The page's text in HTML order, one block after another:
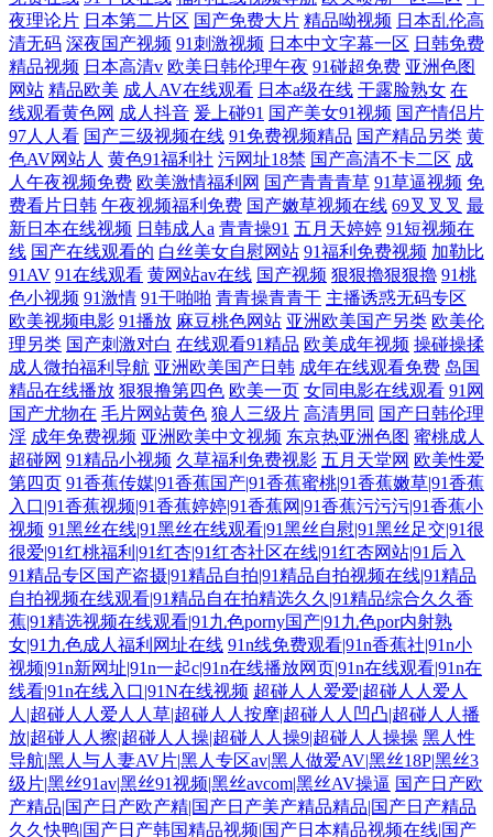
夜理论片 日本第二片区 国产免费大片 精品呦视频 日本乱伦高
清无码 深夜国产视频 91刺激视频 日本中文字幕一区 日韩免费
精品视频 日本高清v 欧美日韩伦理午夜 91碰超免费 亚洲色图
网站 精品欧美 成人AV在线观看 日本a级在线 干露脸熟女 在
线观看黄色网 成人抖音 爰上碰91 国产美女91视频 国产情侣片
97人人看 国产三级视频在线 91免费视频精品 国产精品另类 黄
色AV网站人 黄色91福利社 污网址18禁 国产高清不卡二区 成
人午夜视频免费 欧美激情福利网 国产青青青草 91草逼视频 免
费看片日韩 午夜视频福利免费 国产嫩草视频在线 69叉叉叉 最
新日本在线视频 日韩成人a 青青操91 五月天婷婷 91短视频在
线 国产在线观看的 白丝美女自慰网站 91福利免费视频 加勒比
91AV 91在线观看 黄网站av在线 国产视频 狠狠擼狠狠擼 91桃
色小视频 91激情 91干啪啪 青青操青青干 主播诱惑无码专区
欧美视频电影 91播放 麻豆桃色网站 亚洲欧美国产另类 欧美伦
理另类 国产刺激对白 在线观看91精品 欧美成年视频 操碰操揉
成人微拍福利导航 亚洲欧美国产日韩 成年在线观看免费 岛国
精品在线播放 狠狠撸第四色 欧美一页 女同电影在线观看 91网
国产尤物在 毛片网站黄色 狼人三级片 高清男同 国产日韩伦理
淫 成年免费视频 亚洲欧美中文视频 东京热亚洲色图 蜜桃成人
超碰网 91精品小视频 久草福利免费视影 五月天堂网 欧美性爱
第四页 91香蕉传媒|91香蕉国产|91香蕉蜜桃|91香蕉嫩草|91香蕉
入口|91香蕉视频|91香蕉婷婷|91香蕉网|91香蕉污污污|91香蕉小
视频 91黑丝在线|91黑丝在线观看|91黑丝自慰|91黑丝足交|91很
很爱|91红桃福利|91红杏|91红杏社区在线|91红杏网站|91后入
91精品专区国产盗摄|91精品自拍|91精品自拍视频在线|91精品
自拍视频在线观看|91精品自在拍精选久久|91精品综合久久香
蕉|91精选视频在线观看|91九色porny国产|91九色por内射熟
女|91九色成人福利网址在线 91n线免费观看|91n香蕉社|91n小
视频|91n新网址|91n一起c|91n在线播放网页|91n在线观看|91n在
线看|91n在线入口|91N在线视频 超碰人人爱爱|超碰人人爱人
人|超碰人人爱人人草|超碰人人按摩|超碰人人凹凸|超碰人人播
放|超碰人人擦|超碰人人操|超碰人人操9|超碰人人操操 黑人性
导航|黑人与人妻AV片|黑人专区av|黑人做爱AV|黑丝18P|黑丝3
级片|黑丝91av|黑丝91视频|黑丝avcom|黑丝AV操逼 国产日产欧
产精品|国产日产欧产精|国产日产美产精品精品|国产日产精品
久久快鸭|国产日产韩国精品视频|国产日本精品视频在线|国产